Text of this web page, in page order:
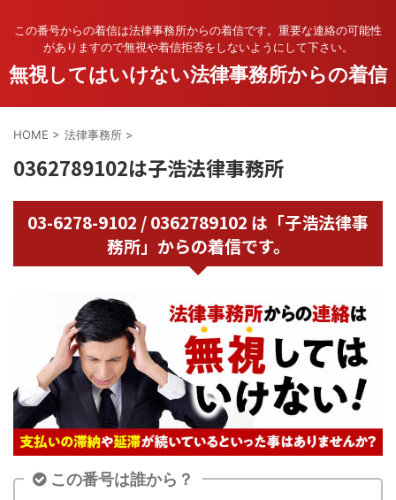
この番号からの着信は法律事務所からの着信です。重要な連絡の可能性
がありますので無視や着信拒否をしないようにして下さい。
無視してはいけない法律事務所からの着信
HOME > 法律事務所 >
0362789102は子浩法律事務所
03-6278-9102 / 0362789102 は「子浩法律事
務所」からの着信です。
この番号は誰から？